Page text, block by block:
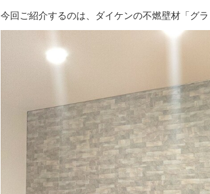
今回ご紹介するのは、ダイケンの不燃壁材「グ